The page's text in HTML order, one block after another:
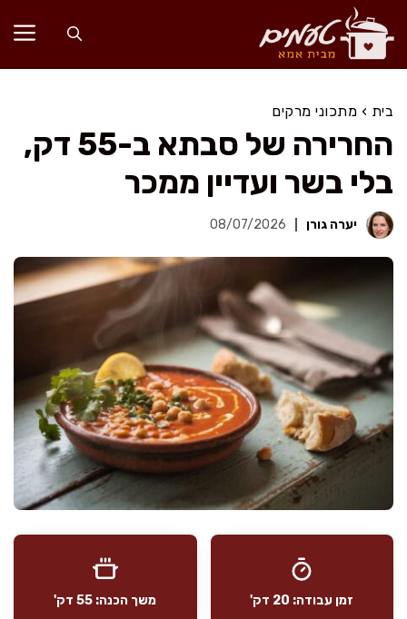
לדלג
לתוכן
בית › מתכוני מרקים
החרירה של סבתא ב-55 דק,
בלי בשר ועדיין ממכר
יערה גורן 08/07/2026
זמן עבודה: 20 דק' משך הכנה: 55 דק'